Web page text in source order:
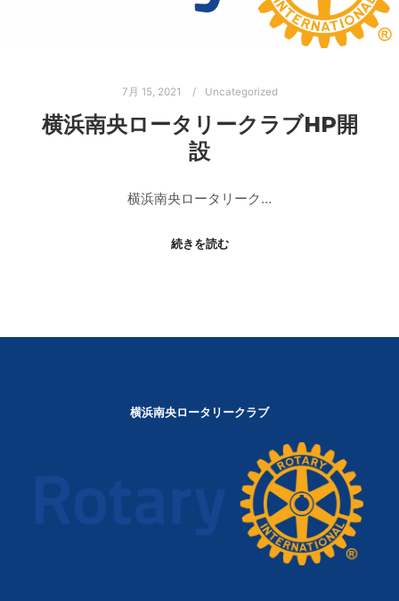
7月 15, 2021 Uncategorized
横浜南央ロータリークラブHP開
設
横浜南央ロータリーク…
続きを読む
横浜南央ロータリークラブ